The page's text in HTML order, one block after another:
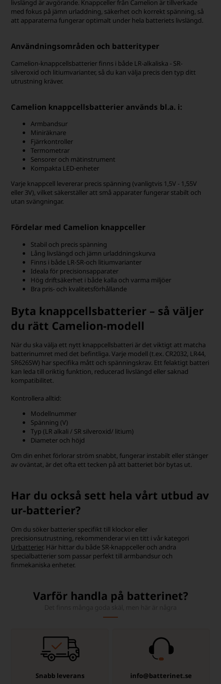
livslängd är avgörande. Knappceller från Camelion är tillverkade
med fokus på jämn urladdning, säkerhet och korrekt spänning, så
att apparaterna fungerar optimalt under hela batteriets livslängd.
Användningsområden och batterityper
Camelion-knappcellsbatterier finns i både LR-alkaliska - SR-
silveroxid och litiumvarianter, så du kan välja precis den typ ditt
utrustning kräver.
Camelion knappcellsbatterier används bl.a. i:
Armbandsur
Miniräknare
Fjärrkontroller
Termometrar
Sensorer och mätinstrument
Kompakta LED-enheter
Varje knappcell levererar precis spänning (vanligtvis 1,5V - 1,55V
eller 3V), vilket säkerställer att små apparater fungerar stabilt och
utan svängningar.
Fördelar med Camelion knappceller
Stabil och precis spänning
Lång livslängd och jämn urladdningskurva
Finns i både LR-SR-och litiumvarianter
Ideala för precisionsapparater
Hög driftsäkerhet i både kalla och varma miljöer
Bra pris- och kvalitetsförhållande
Byta knappcellsbatterier – så väljer
du rätt Camelion-modell
När du ska välja ett nytt knappcellsbatteri är det viktigt att matcha
batterinumret med det befintliga. Varje modell (t.ex. CR2032, LR44,
SR626SW) har specifika mått och spänningskrav. Ett felaktigt batteri
kan leda till oriktig funktion, reducerad livslängd eller saknad
kompatibilitet.
Kontrollera alltid:
Modellnummer
Spänning (V)
Typ (LR alkali / SR silveroxid/ litium)
Diameter och höjd
Om din enhet förlorar ström snabbt, fungerar instabilt eller stänger
av oväntat, är det ofta ett tecken på att batteriet bör bytas ut.
Har du också sett hela vårt utbud av
ur-batterier?
Om du söker batterier specifikt till klockor eller
precisionsutrustning, rekommenderar vi en titt i vår kategori
Urbatterier. Här hittar du både SR-knappceller och andra
specialbatterier som passar perfekt till armbandsur och
finmekaniska enheter.
Varför handla på batterinet?
Snabb leverans
info@batterinet.se